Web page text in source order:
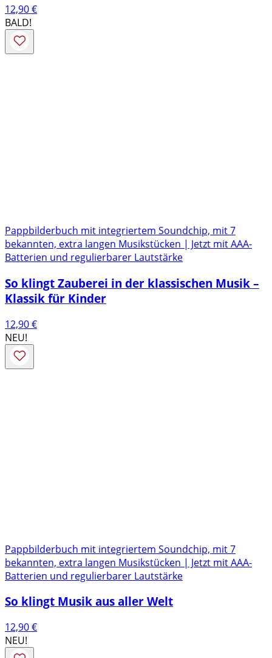
12,90€
BALD!
Pappbilderbuch mit integriertem Soundchip, mit 7
bekannten, extra langen Musikstücken | Jetzt mit AAA-
Batterien und regulierbarer Lautstärke
So klingt Zauberei in der klassischen Musik –
Klassik für Kinder
12,90€
NEU!
Pappbilderbuch mit integriertem Soundchip, mit 7
bekannten, extra langen Musikstücken | Jetzt mit AAA-
Batterien und regulierbarer Lautstärke
So klingt Musik aus aller Welt
12,90€
NEU!